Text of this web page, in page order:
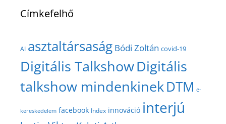
Címkefelhő
AI asztaltársaság Bódi Zoltán covid-19
Digitális TalkshowDigitális
talkshow mindenkinekDTM e-
kereskedelem facebook Index innováció interjú